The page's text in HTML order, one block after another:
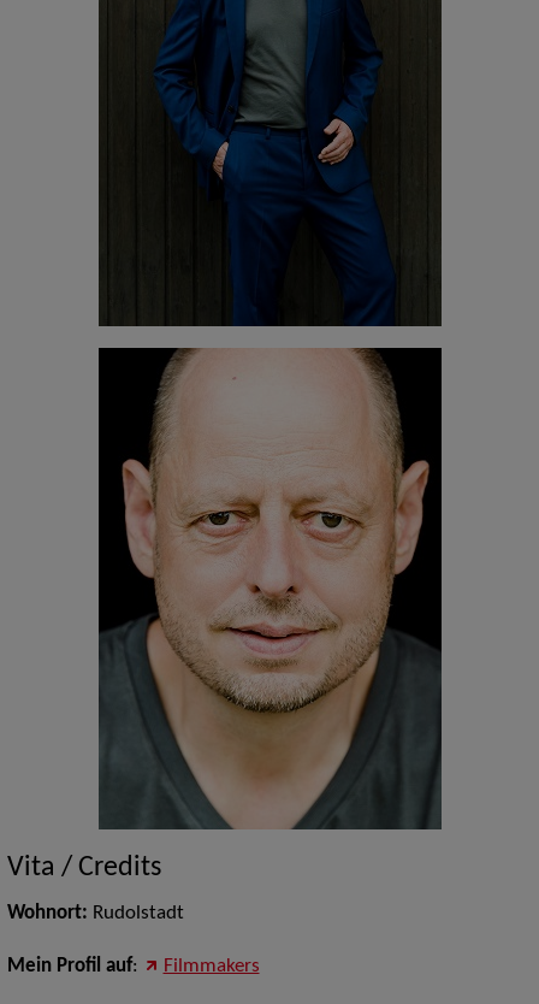
Vita / Credits
Wohnort: Rudolstadt
Mein Profil auf: Filmmakers